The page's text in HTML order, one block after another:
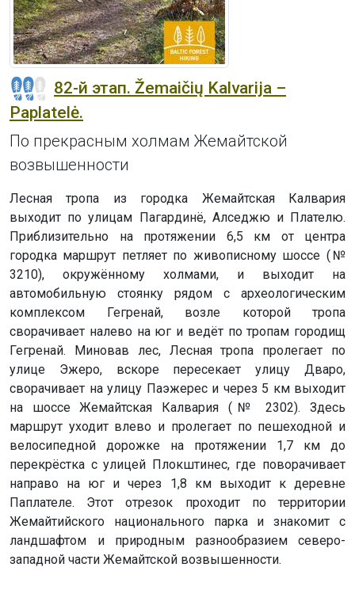
82-й этап. Žemaičių Kalvarija –
Paplatelė.
По прекрасным холмам Жемайтской
возвышенности
Лесная тропа из городка Жемайтская Калвария
выходит по улицам Пагардинё, Алседжю и Плателю.
Приблизительно на протяжении 6,5 км от центра
городка маршрут петляет по живописному шоссе (№
3210), окружённому холмами, и выходит на
автомобильную стоянку рядом с археологическим
комплексом Гегренай, возле которой тропа
сворачивает налево на юг и ведёт по тропам городищ
Гегренай. Миновав лес, Лесная тропа пролегает по
улице Эжеро, вскоре пересекает улицу Дваро,
сворачивает на улицу Паэжерес и через 5 км выходит
на шоссе Жемайтская Калвария (№ 2302). Здесь
маршрут уходит влево и пролегает по пешеходной и
велосипедной дорожке на протяжении 1,7 км до
перекрёстка с улицей Плокштинес, где поворачивает
направо на юг и через 1,8 км выходит к деревне
Паплателе. Этот отрезок проходит по территории
Жемайтийского национального парка и знакомит с
ландшафтом и природным разнообразием северо-
западной части Жемайтской возвышенности.